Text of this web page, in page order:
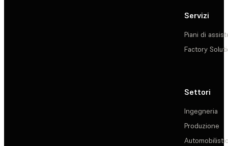
Servizi
Piani di
Factory
Settori
Ingegneria
Produzione